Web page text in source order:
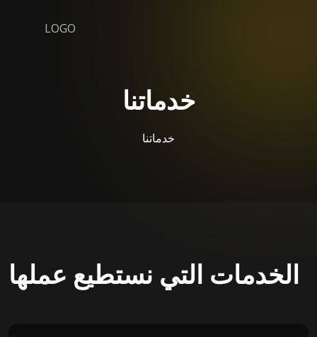
خدماتنا
خدماتنا
الخدمات التي نستطيع عملها